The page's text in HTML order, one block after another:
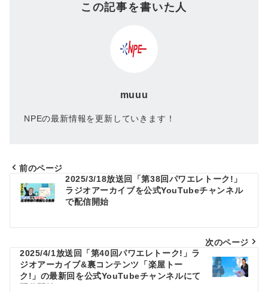
この記事を書いた人
muuu
NPEの最新情報を更新していきます！
投
稿
ビ
ゲ
ー
前のページ
2025/3/18放送回「第38回パワエレトーク!」
ラジオアーカイブを公式YouTubeチャンネル
で配信開始
次のページ
2025/4/1放送回「第40回パワエレトーク!」ラ
ジオアーカイブ&裏コンテンツ「楽屋トー
ク!」の最新回を公式YouTubeチャンネルにて